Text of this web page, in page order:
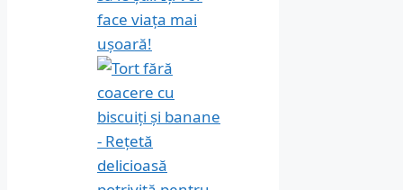
face viața mai
ușoară!